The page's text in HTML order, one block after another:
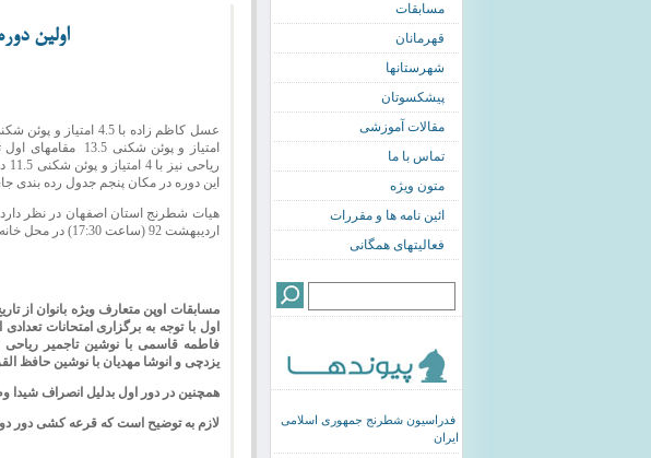
مسابقات
قهرمانان
شهرستانها
پیشکسوتان
مقالات آموزشی
تماس با ما
متون ویژه
ائین نامه ها و مقررات
فعالیتهای همگانی
فدراسیون شطرنج جمهوری اسلامی
ایران
اولین
امتیاز و پوئن
این دوره در مکان پنجم جدول رده بندی
اردیبهشت 92 (ساعت 17:30) در محل خانه شطرنج برگزار نماید.
فاطمه قاسمی با نوشین تاجمیر ریاحی
یزدچی و انوشا مهدیان با نوشین حافظ القران به روز یکشنبه
همچنین در دور اول بدلیل انصراف شیدا
لازم به توضیح است که قرعه کشی دور